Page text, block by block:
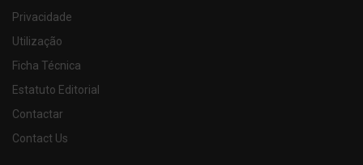
Privacidade
Utilização
Ficha Técnica
Estatuto Editorial
Contactar
Contact Us